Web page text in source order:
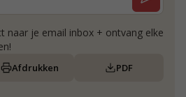
naar je email inbox + ontvang elke
Afdrukken PDF